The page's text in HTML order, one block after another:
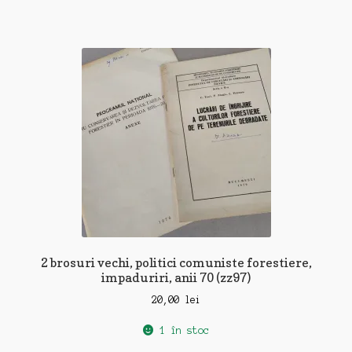
2 brosuri vechi, politici comuniste forestiere,
impaduriri, anii 70 (zz97)
20,00 lei
1 în stoc